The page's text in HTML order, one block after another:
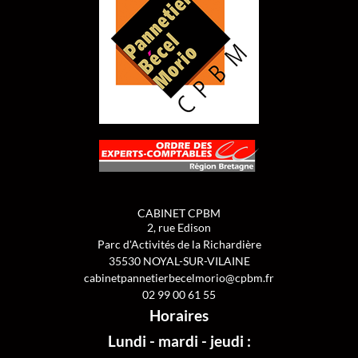
CABINET CPBM
2, rue Edison
Parc d'Activités de la Richardière
35530 NOYAL-SUR-VILAINE
cabinetpannetierbecelmorio@cpbm.fr
02 99 00 61 55
Horaires
Lundi - mardi - jeudi :